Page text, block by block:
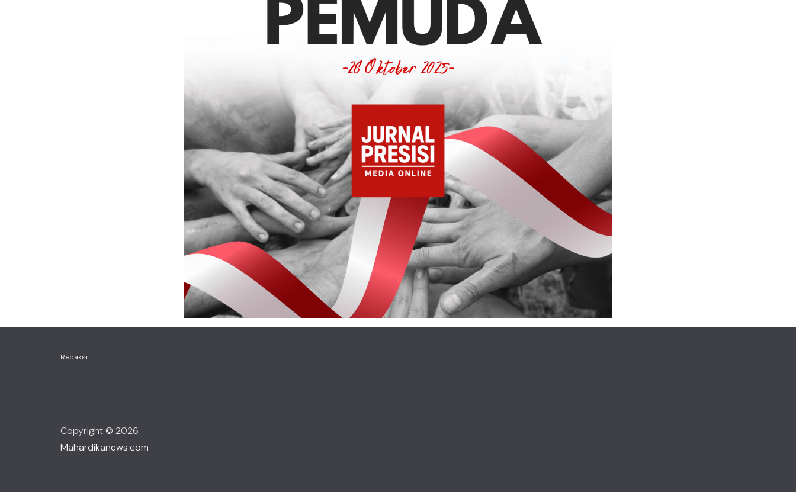
Redaksi
Copyright © 2026
Mahardikanews.com